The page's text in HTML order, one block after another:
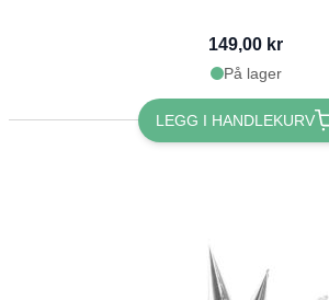
149,00 kr
På lager
LEGG I HANDLEKURV